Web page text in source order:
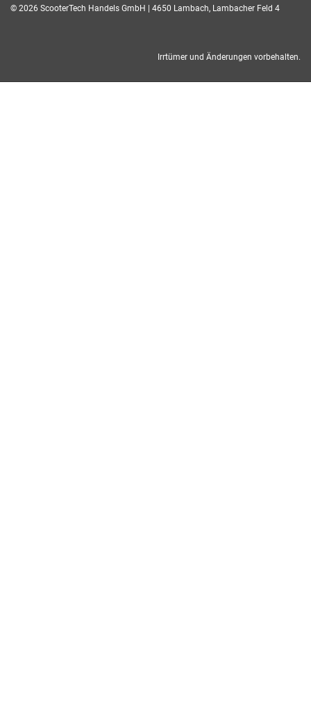
© 2026 ScooterTech Handels GmbH | 4650 Lambach, Lambacher Feld 4
Irrtümer und Änderungen vorbehalten.